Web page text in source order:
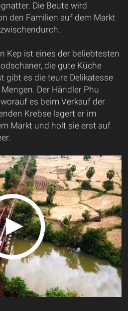
Die Beute wird
den Familien auf dem Markt
Kep ist eines der beliebtesten
die gute Küche
gibt es die teure Delikatesse
Der Händler Phu
es beim Verkauf der
Krebse lagert er im
Markt und holt sie erst auf